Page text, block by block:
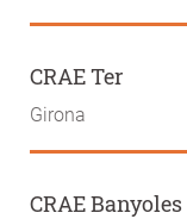
CRAE Ter
Girona
CRAE Banyoles